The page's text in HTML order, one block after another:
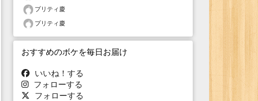
プリティ慶
プリティ慶
おすすめのボケを毎日お届け
いいね！する
フォローする
フォローする